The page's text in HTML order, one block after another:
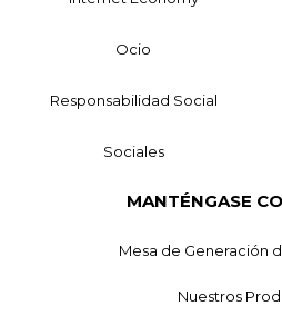
Ocio
Responsabilidad Social
Sociales
MANTÉNGASE
Mesa de Generación
Nuestros